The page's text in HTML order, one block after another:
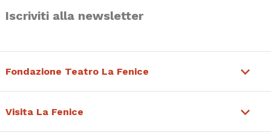
Iscriviti alla newsletter
Fondazione Teatro La Fenice
Visita La Fenice